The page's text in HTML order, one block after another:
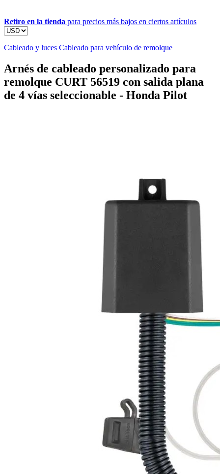
Retiro en la tienda para precios más bajos en ciertos artículos
Cableado y luces Cableado para vehículo de remolque
Arnés de cableado personalizado para
remolque CURT 56519 con salida plana
de 4 vías seleccionable - Honda Pilot